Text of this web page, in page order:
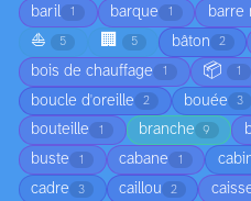
baril 1 barque 1 barre
⛵ 5 🏢 5 bâton 2
bois de chauffage 1 📦 1
boucle d'oreille 2 bouée 3
bouteille 1 branche 9
buste 1 cabane 1
cadre 3 caillou 2